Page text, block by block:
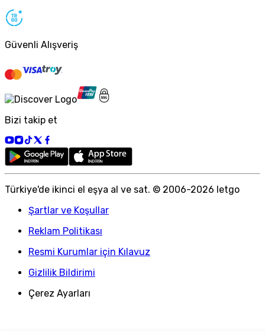
Güvenli Alışveriş
Bizi takip et
Türkiye'de ikinci el eşya al ve sat. © 2006-2026 letgo
Şartlar ve Koşullar
Reklam Politikası
Resmi Kurumlar için Kılavuz
Gizlilik Bildirimi
Çerez Ayarları